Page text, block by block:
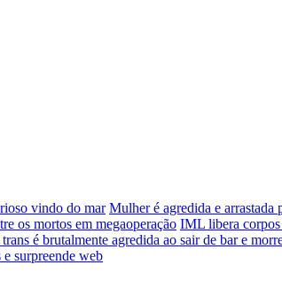
vindo do mar Mulher é agredida e arrastada
os mortos em megaoperação IML libera corpos
é brutalmente agredida ao sair de bar e
e surpreende web